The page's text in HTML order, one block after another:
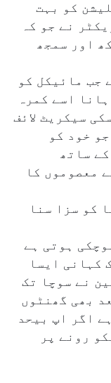
کو بہت
نے جو کہ
اور سمجھ
جب مائیکل کو
اسے کمرہ
سیکریٹ لائف
خود کو
ساتھ
معصوموں کا
کو سزا سنا
ہوتی ہے
کہانی ایسا
نے سوچا تک
بھی گھنٹوں
اگر اپ بیحد
رونے پر